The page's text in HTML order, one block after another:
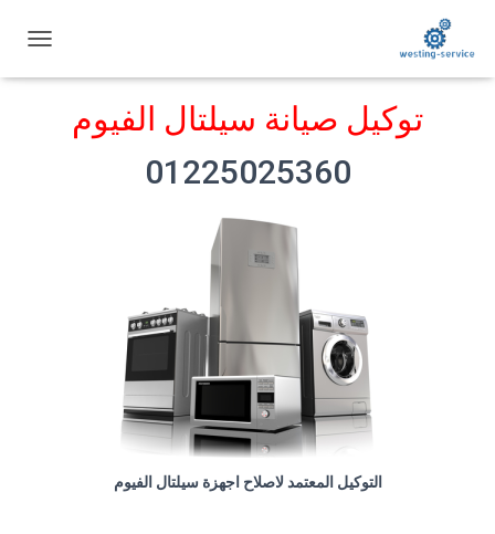
ب
توكيل صيانة سيلتال الفيوم
01225025360
التوكيل المعتمد لاصلاح اجهزة سيلتال الفيوم